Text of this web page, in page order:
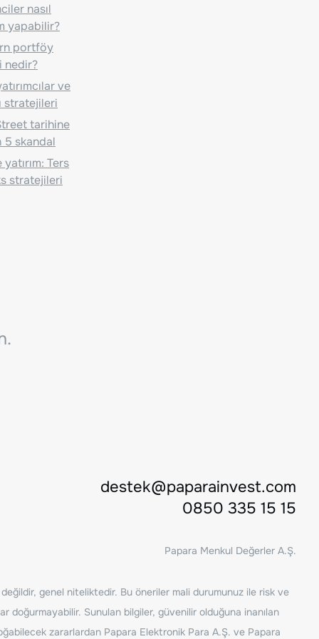
nasıl
yapabilir?
portföy
nedir?
ve
stratejileri
tarihine
5 skandal
Ters
stratejileri
destek@paparainvest.com
0850 335 15 15
Papara Menkul Değerler A.Ş.
değildir, genel niteliktedir. Bu öneriler mali durumunuz ile risk ve
doğurmayabilir. Sunulan bilgiler, güvenilir olduğuna inanılan
zararlardan Papara Elektronik Para A.Ş. ve Papara